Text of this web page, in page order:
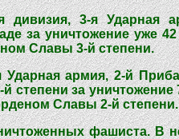
дивизия, 3-я Ударная
за уничтожение уже
Славы 3-й степени.
Ударная армия, 2-й
степени за уничтожение
Славы 2-й степени.
фашиста. В